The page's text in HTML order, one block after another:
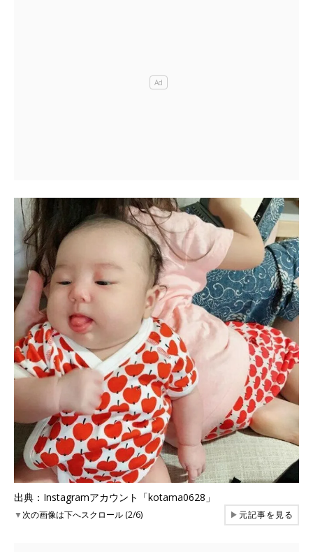
出典：Instagramアカウント「kotama0628」
▼次の画像は下へスクロール (2/6) ▶元記事を見る